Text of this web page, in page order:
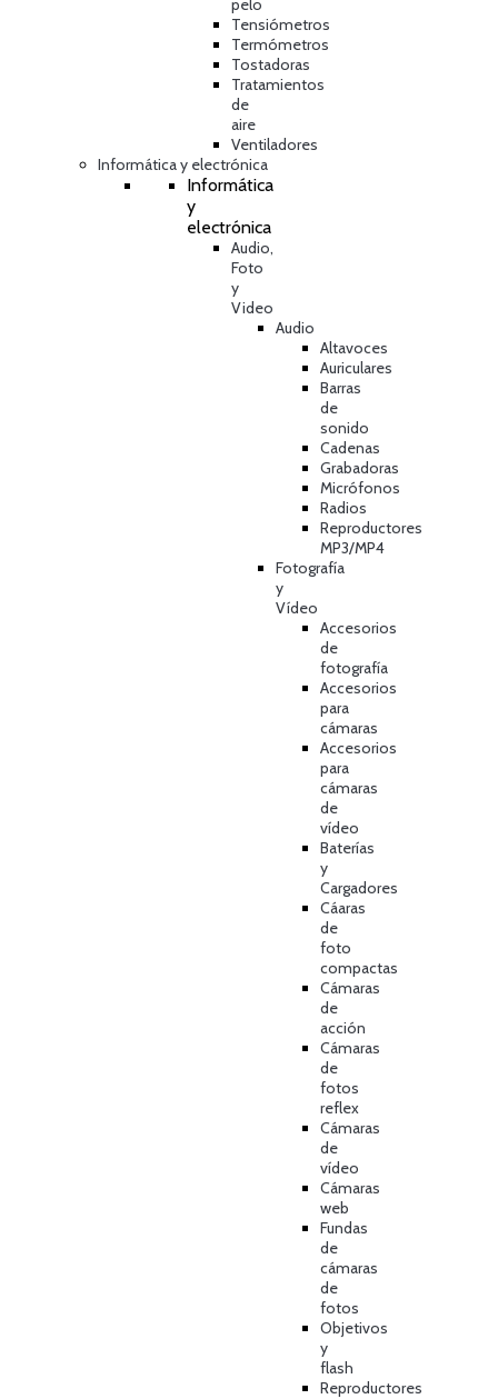
pelo
Tensiómetros
Termómetros
Tostadoras
Tratamientos
de
aire
Ventiladores
Informática y electrónica
Informática
y
electrónica
Audio,
Foto
y
Video
Audio
Altavoces
Auriculares
Barras
de
sonido
Cadenas
Grabadoras
Micrófonos
Radios
Reproductores
MP3/MP4
Fotografía
y
Vídeo
Accesorios
de
fotografía
Accesorios
para
cámaras
Accesorios
para
cámaras
de
vídeo
Baterías
y
Cargadores
Cáaras
de
foto
compactas
Cámaras
de
acción
Cámaras
de
fotos
reflex
Cámaras
de
vídeo
Cámaras
web
Fundas
de
cámaras
de
fotos
Objetivos
y
flash
Reproductores